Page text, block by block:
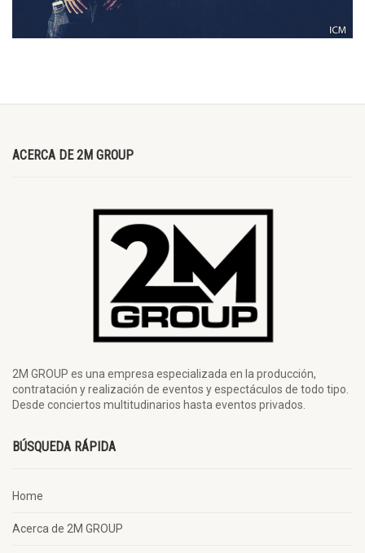
ACERCA DE 2M GROUP
2M GROUP es una empresa especializada en la producción,
contratación y realización de eventos y espectáculos de todo tipo.
Desde conciertos multitudinarios hasta eventos privados.
BÚSQUEDA RÁPIDA
Home
Acerca de 2M GROUP